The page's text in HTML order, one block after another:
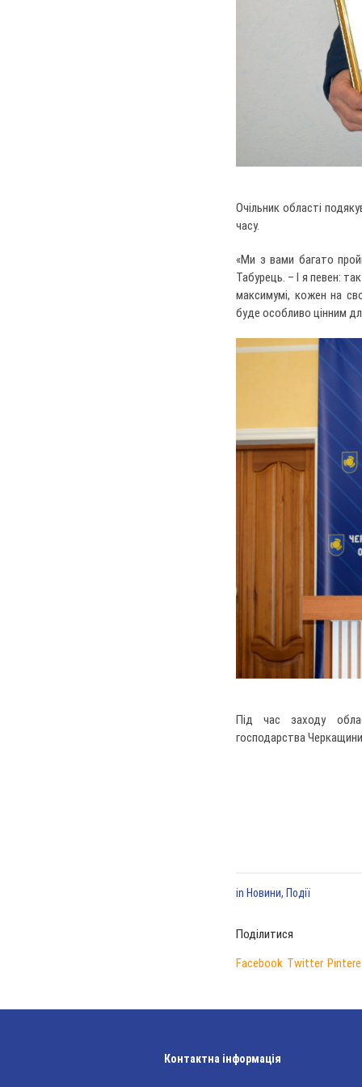
Очільник області
часу.
«Ми з вами багато
Табурець. – І я певен:
максимумі, кожен на
буде особливо цінним
Під час заходу
господарства Черкащини
in Новини, Події
Поділитися
Facebook Twitter
Контактна інформація